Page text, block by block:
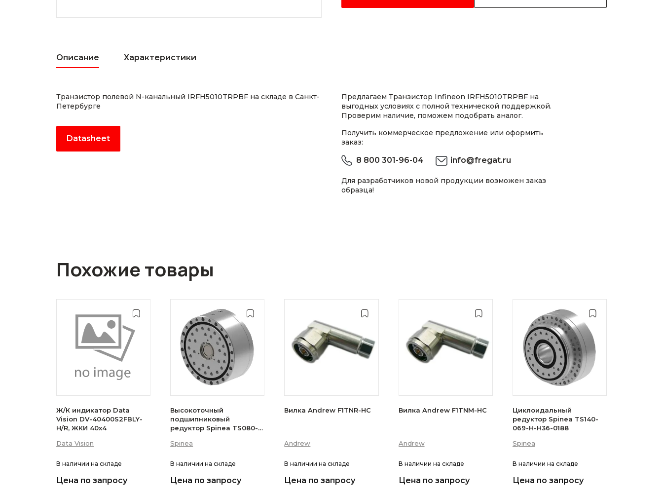
Описание Характеристики
Транзистор полевой N-канальный IRFH5010TRPBF на складе в Санкт-
Петербурге
Datasheet
Предлагаем Транзистор Infineon IRFH5010TRPBF на
выгодных условиях с полной технической поддержкой.
Проверим наличие, поможем подобрать аналог.
Получить коммерческое предложение или оформить
заказ:
8 800 301-96-04 info@fregat.ru
Для разработчиков новой продукции возможен заказ
образца!
Похожие товары
Ж/К индикатор Data
Vision DV-40400S2FBLY-
H/R, ЖКИ 40х4
Data Vision
В наличии на складе
Цена по запросу
Высокоточный
подшипниковый
редуктор Spinea TS080-
Spinea
В наличиина складе
Цена по запросу
Вилка Andrew F1TNR-HC
Andrew
В наличиина складе
Цена по запросу
Вилка Andrew F1TNM-НС
Andrew
В наличии на складе
Цена по запросу
Циклоидальный
редуктор Spinea TS140-
069-H-H36-0188
Spinea
В наличии на складе
Цена по запросу